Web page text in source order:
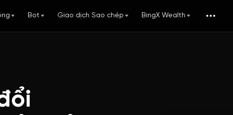
Bot Giao dịch Sao chép BingX Wealth